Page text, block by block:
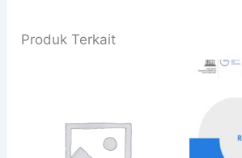
Produk Terkait